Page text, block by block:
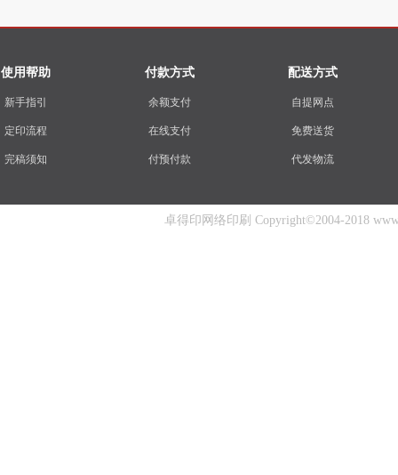
使用帮助
新手指引
定印流程
完稿须知
付款方式
余额支付
在线支付
付预付款
配送方式
自提网点
免费送货
代发物流
卓得印网络印刷 Copyright©2004-2018